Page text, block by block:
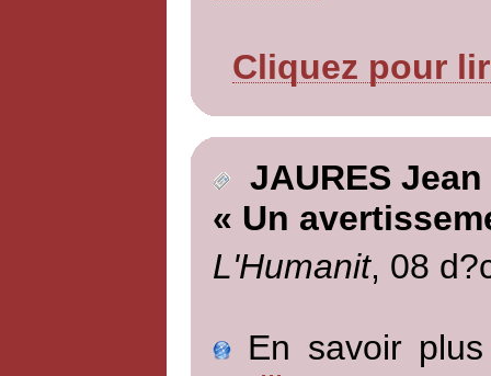
Cliquez pour
JAURES Jean
« Un
L'Humanit, 08
En savoir